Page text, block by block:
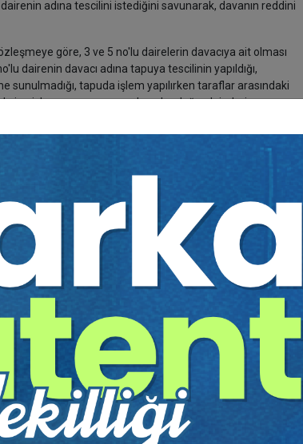
adına tescilini istediğini savunarak, davanın reddini
göre, 3 ve 5 no'lu dairelerin davacıya ait olması
dairenin davacı adına tapuya tescilinin yapıldığı,
sunulmadığı, tapuda işlem yapılırken taraflar arasındaki
işlem yapmasına neden olunduğu, dairelerin
5 no'lu bağımsız bölümün tapu kaydının iptali ile davacı
iptali ile davalı adına tapuya tesciline karar verilmiştir.
bir kimsenin gerçek anlamda kendisine ait olmayan bir
gerçekleştirmesi BK'nın 28. maddesinde ifadesini bulan
halinde kabul etmiyecek olduğu bir şeyi kabul
inşaat sözleşmesinde, davacının okur yazar olduğu
gerçekleştirilen 30.09.2010 tarihinde taşınmazın
her iki tarafça taşınmaz üzerinde kat irtifakı tesisine
yazıldığını kabul ettiği "okudum" şerhini imzaladığı
davacıya ait olduğu kararlaştırılmış ise de, Tapu
resmi senette sözleşmenin aksine 6 numaralı dubleks
karşısında mahkemenin sözleşmenin aksine yazılı belge